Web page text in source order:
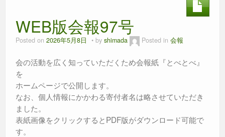
o
o
k
g
er p
WEB版会報97号
Posted on 2026年5月8日 by shimada Posted in 会報
会の活動を広く知っていただくため会報紙『とべとべ』
を
ホームページで公開します。
なお、個人情報にかかわる寄付者名は略させていただき
ました。
表紙画像をクリックするとPDF版がダウンロード可能で
す。